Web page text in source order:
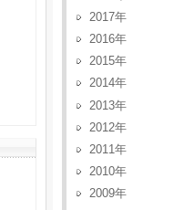
2017
2016
2015
2014
2013
2012
2011
2010
2009